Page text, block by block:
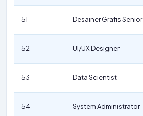
51 Desainer Grafis Senior
52 UI/UX Designer
53 Data Scientist
54 System Administrator